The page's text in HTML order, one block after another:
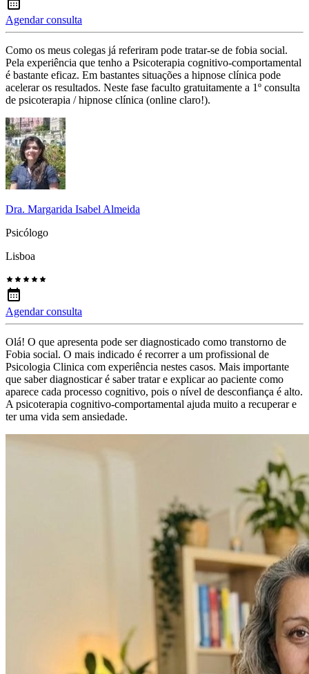
Agendar consulta
Como os meus colegas já referiram pode tratar-se de fobia social.
Pela experiência que tenho a Psicoterapia cognitivo-comportamental
é bastante eficaz. Em bastantes situações a hipnose clínica pode
acelerar os resultados. Neste fase faculto gratuitamente a 1º consulta
de psicoterapia / hipnose clínica (online claro!).
Dra. Margarida Isabel Almeida
Psicólogo
Lisboa
Agendar consulta
Olá! O que apresenta pode ser diagnosticado como transtorno de
Fobia social. O mais indicado é recorrer a um profissional de
Psicologia Clinica com experiência nestes casos. Mais importante
que saber diagnosticar é saber tratar e explicar ao paciente como
aparece cada processo cognitivo, pois o nível de desconfiança é alto.
A psicoterapia cognitivo-comportamental ajuda muito a recuperar e
ter uma vida sem ansiedade.